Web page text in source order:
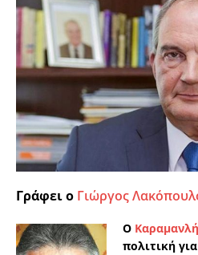
Γράφει ο Γιώργος
Ο
πολιτική